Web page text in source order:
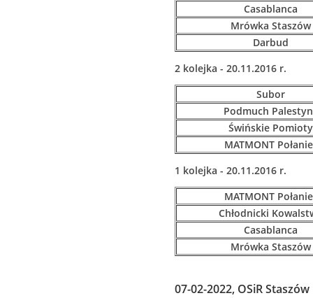
Casablanca
Mrówka Staszów
Darbud
2 kolejka - 20.11.2016 r.
Subor
Podmuch
Świńskie Pomioty
MATMONT
1 kolejka - 20.11.2016 r.
MATMONT
Chłodnicki
Casablanca
Mrówka Staszów
07-02-2022, OSiR Staszów